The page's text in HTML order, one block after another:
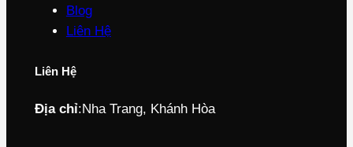
Blog
Liên Hệ
Liên Hệ
Địa chỉ:Nha Trang, Khánh Hòa